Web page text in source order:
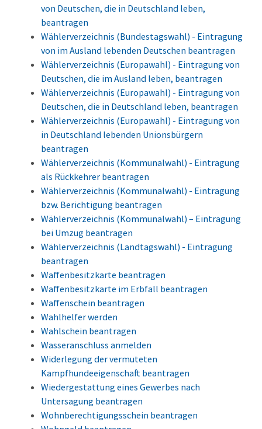
von Deutschen, die in Deutschland leben,
beantragen
Wählerverzeichnis (Bundestagswahl) - Eintragung
von im Ausland lebenden Deutschen beantragen
Wählerverzeichnis (Europawahl) - Eintragung von
Deutschen, die im Ausland leben, beantragen
Wählerverzeichnis (Europawahl) - Eintragung von
Deutschen, die in Deutschland leben, beantragen
Wählerverzeichnis (Europawahl) - Eintragung von
in Deutschland lebenden Unionsbürgern
beantragen
Wählerverzeichnis (Kommunalwahl) - Eintragung
als Rückkehrer beantragen
Wählerverzeichnis (Kommunalwahl) - Eintragung
bzw. Berichtigung beantragen
Wählerverzeichnis (Kommunalwahl) – Eintragung
bei Umzug beantragen
Wählerverzeichnis (Landtagswahl) - Eintragung
beantragen
Waffenbesitzkarte beantragen
Waffenbesitzkarte im Erbfall beantragen
Waffenschein beantragen
Wahlhelfer werden
Wahlschein beantragen
Wasseranschluss anmelden
Widerlegung der vermuteten
Kampfhundeeigenschaft beantragen
Wiedergestattung eines Gewerbes nach
Untersagung beantragen
Wohnberechtigungsschein beantragen